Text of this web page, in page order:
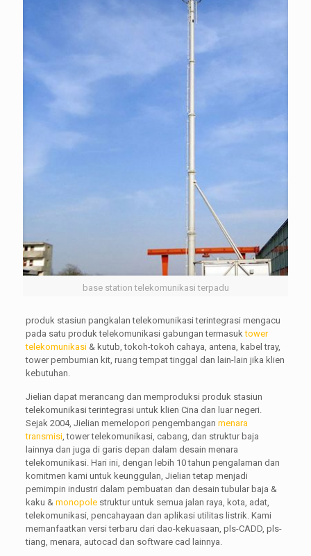
base station telekomunikasi terpadu
produk stasiun pangkalan telekomunikasi terintegrasi mengacu
pada satu produk telekomunikasi gabungan termasuktower
telekomunikasi& kutub, tokoh-tokoh cahaya, antena, kabel tray,
tower pembumian kit, ruang tempat tinggal dan lain-lain jika klien
kebutuhan.
Jielian dapat merancang dan memproduksi produk stasiun
telekomunikasi terintegrasi untuk klien Cina dan luar negeri.
Sejak 2004, Jielian memelopori pengembangan menara
transmisi, tower telekomunikasi, cabang, dan struktur baja
lainnya dan juga di garis depan dalam desain menara
telekomunikasi. Hari ini, dengan lebih 10 tahun pengalaman dan
komitmen kami untuk keunggulan, Jielian tetap menjadi
pemimpin industri dalam pembuatan dan desain tubular baja &
kaku & monopolestruktur untuk semua jalan raya, kota, adat,
telekomunikasi, pencahayaan dan aplikasi utilitas listrik. Kami
memanfaatkan versi terbaru dari dao-kekuasaan, pls-CADD, pls-
tiang, menara, autocad dan software cad lainnya.